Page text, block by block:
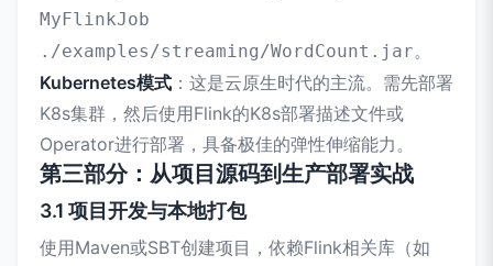
MyFlinkJob
./examples/streaming/WordCount.jar。
Kubernetes模式 ：这是云原生时代的主流。需先部署
K8s集群，然后使用Flink的K8s部署描述文件或
Operator进行部署，具备极佳的弹性伸缩能力。
第三部分：从项目源码到生产部署实战
3.1 项目开发与本地打包
使用Maven或SBT创建项目，依赖Flink相关库（如